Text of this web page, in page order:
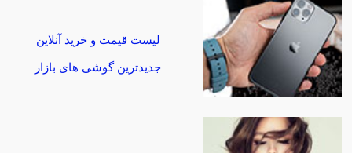
لیست قیمت و خرید آنلاین
جدیدترین گوشی های بازار